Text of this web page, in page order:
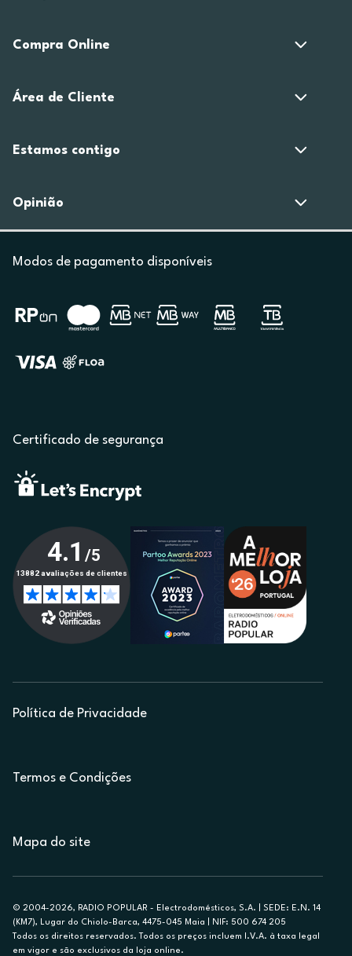
Compra Online
Área de Cliente
Estamos contigo
Opinião
Modos de pagamento disponíveis
Certificado de segurança
Política de Privacidade
Termos e Condições
Mapa do site
© 2004-2026, RADIO POPULAR - Electrodomésticos, S.A. | SEDE: E.N. 14
(KM7), Lugar do Chiolo-Barca, 4475-045 Maia | NIF: 500 674 205
Todos os direitos reservados. Todos os preços incluem I.V.A. à taxa legal
em vigor e são exclusivos da loja online.